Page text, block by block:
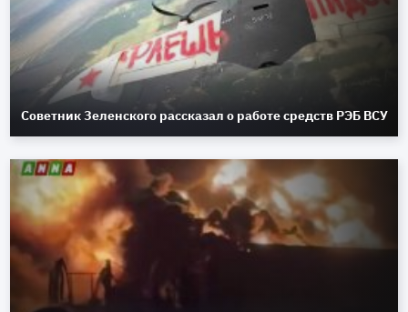
Советник Зеленского рассказал о работе средств РЭБ ВСУ